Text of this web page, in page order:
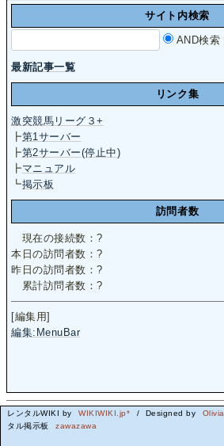
サイト内検索
AND検索
最新記事一覧
リンク集
激突競馬リーグ３+
┣第1サーバー
┣第2サーバー(停止中)
┣マニュアル
┗掲示板
訪問者数
現在の接続数：?
本日の訪問者数：?
昨日の訪問者数：?
累計訪問者数：?
[編集用]
編集:MenuBar
レンタルWIKI by WIKIWIKI.jp* / Designed by Olivia
タル掲示板
zawazawa